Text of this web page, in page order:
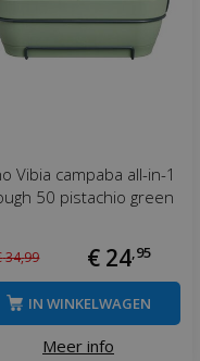
Vibia campaba all-in-1
50 pistachio green
34,99 € 24 95
Meer info
IN WINKELWAGEN